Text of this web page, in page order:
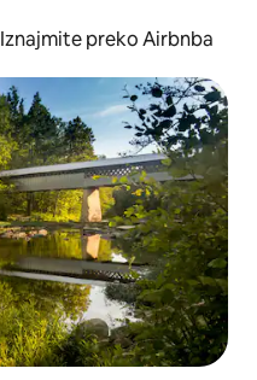
Iznajmite preko Airbnba